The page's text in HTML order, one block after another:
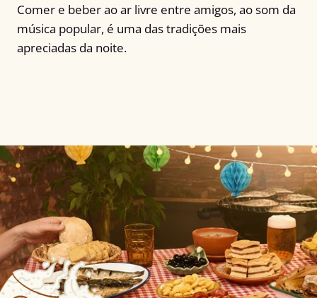
Comer e beber ao ar livre entre amigos, ao som da
música popular, é uma das tradições mais
apreciadas da noite.